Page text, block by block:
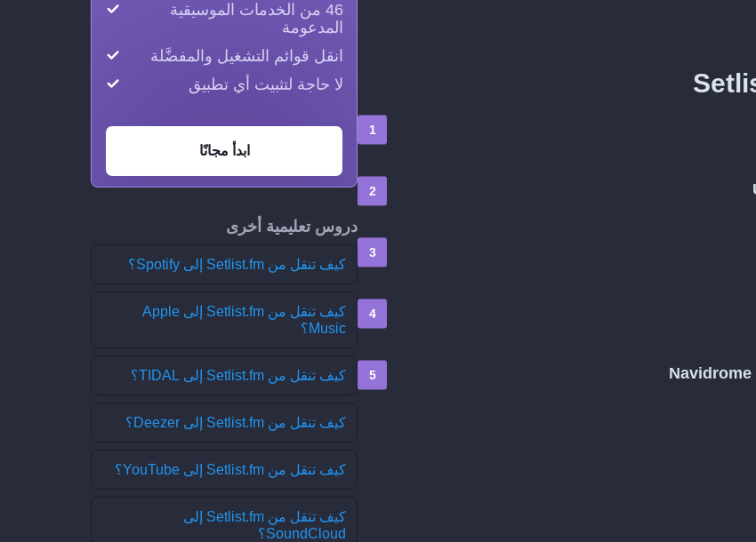
Navidrome
46 من الخدمات الموسيقية
المدعومة
انقل قوائم التشغيل والمفضَّلة
لا حاجة لتثبيت أي تطبيق
ابدأ مجانًا
دروس تعليمية أخرى
كيف تنقل من Setlist.fm إلى Spotify؟
كيف تنقل من Setlist.fm إلى Apple
Music؟
كيف تنقل من Setlist.fm إلى TIDAL؟
كيف تنقل من Setlist.fm إلى Deezer؟
كيف تنقل من Setlist.fm إلى YouTube؟
كيف تنقل من Setlist.fm إلى
SoundCloud؟